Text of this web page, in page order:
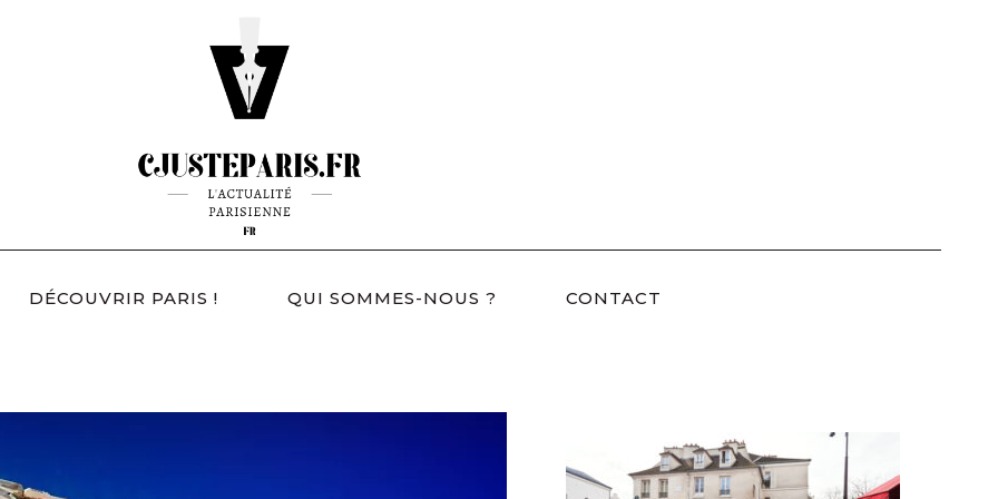
DÉCOUVRIR PARIS ! QUI SOMMES-NOUS ? CONTACT